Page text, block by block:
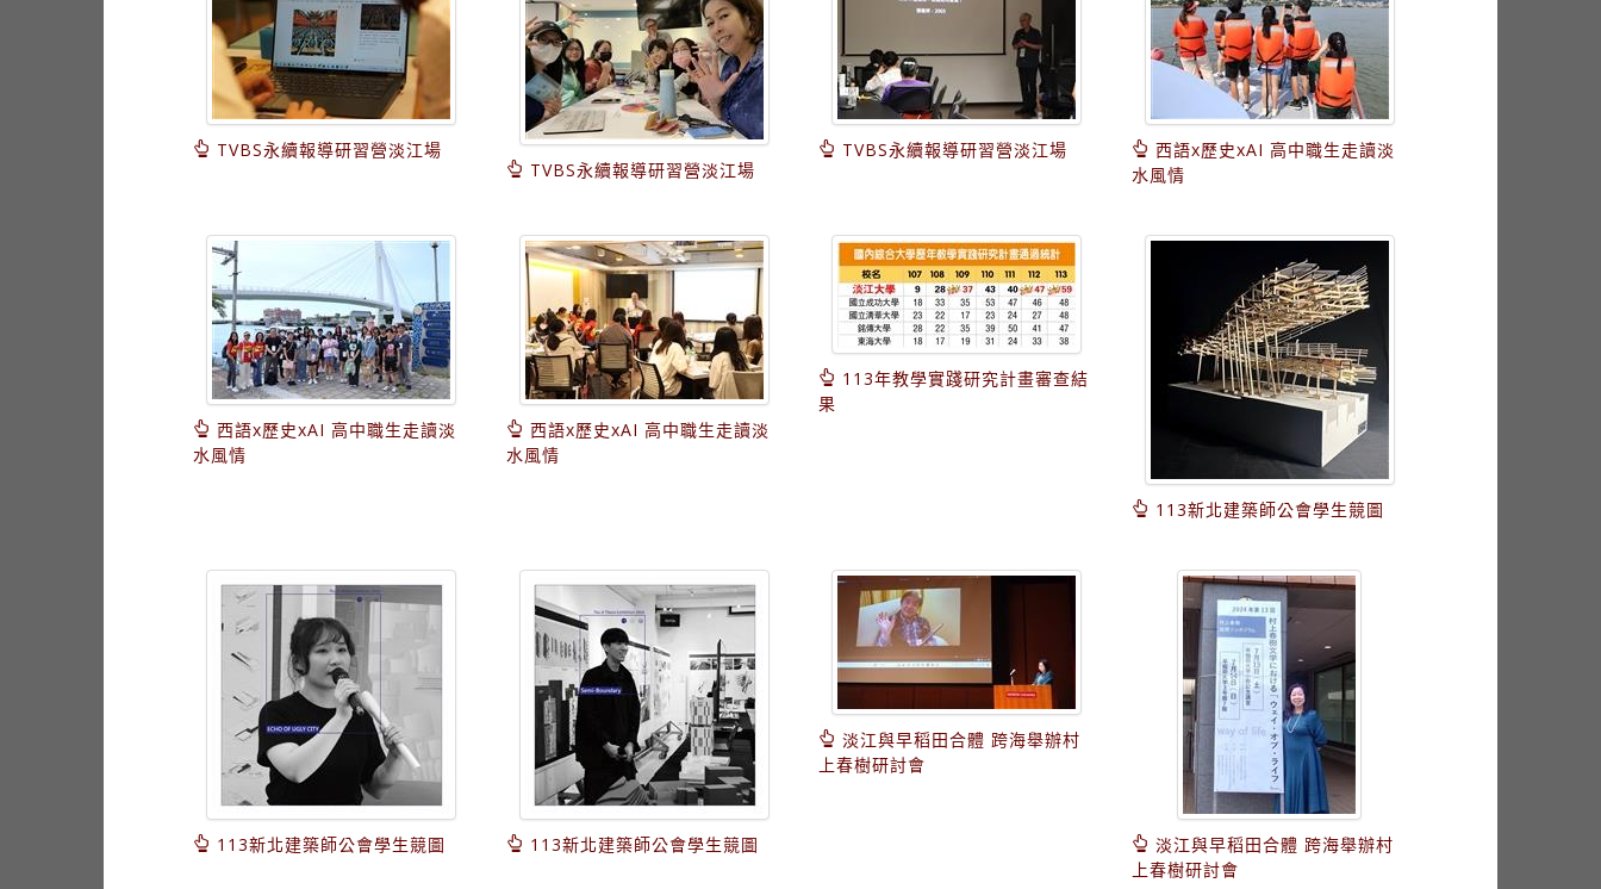
TVBS永續報導研習營淡江場
TVBS永續報導研習營淡江場
TVBS永續報導研習營淡江場
西語x歷史xAI 高中職生走讀淡
水風情
西語x歷史xAI 高中職生走讀淡
水風情
西語x歷史xAI 高中職生走讀淡
水風情
113年教學實踐研究計畫審查結
果
113新北建築師公會學生競圖
113新北建築師公會學生競圖 113新北建築師公會學生競圖
淡江與早稻田合體 跨海舉辦村
上春樹研討會
淡江與早稻田合體 跨海舉辦村
上春樹研討會